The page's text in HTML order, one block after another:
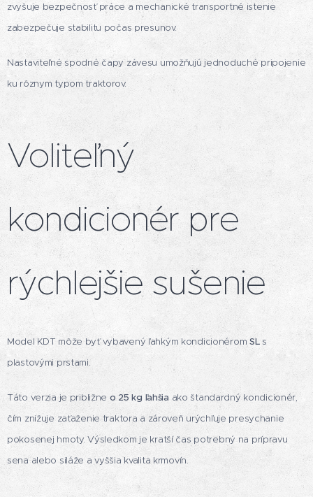
zvyšuje bezpečnosť práce a mechanické transportné istenie
zabezpečuje stabilitu počas presunov.
Nastaviteľné spodné čapy závesu umožňujú jednoduché pripojenie
ku rôznym typom traktorov.
Voliteľný
kondicionér pre
rýchlejšie sušenie
Model KDT môže byť vybavený ľahkým kondicionéromSLs
plastovými prstami.
Táto verzia je približne o 25 kg ľahšia ako štandardný kondicionér,
čím znižuje zaťaženie traktora a zároveň urýchľuje presychanie
pokosenej hmoty. Výsledkom je kratší čas potrebný na prípravu
sena alebo siláže a vyššia kvalita krmovín.